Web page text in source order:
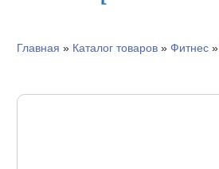
Главная » Каталог товаров» Фитнес»